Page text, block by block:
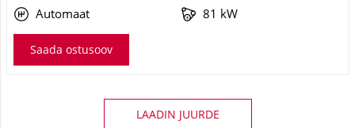
Automaat
81 kW
Saada ostusoov
LAADIN JUURDE